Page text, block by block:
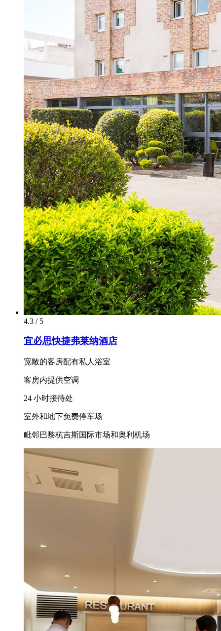
4.3 / 5
宜必思快捷弗莱纳酒店
宽敞的客房配有私人浴室
客房内提供空调
24 小时接待处
室外和地下免费停车场
毗邻巴黎杭吉斯国际市场和奥利机场